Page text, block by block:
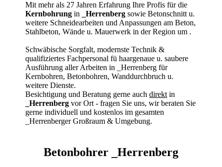
Mit mehr als 27 Jahren Erfahrung Ihre Profis für die
Kernbohrung in _Herrenberg sowie Betonschnitt u.
weitere Schneidearbeiten und Anpassungen am Beton,
Stahlbeton, Wände u. Mauerwerk in der Region um .
Schwäbische Sorgfalt, modernste Technik &
qualifiziertes Fachpersonalfü haargenaue u. saubere
Ausführung aller Arbeitenin _Herrenberg für
Kernbohren, Betonbohren, Wanddurchbruch u.
weitere Dienste.
Besichtigung und Beratung gerne auchdirekt in
_Herrenberg vor Ort - fragen Sie uns, wir beraten Sie
gerne individuell und kostenlos im gesamten
_Herrenberger Großraum & Umgebung.
Betonbohrer _Herrenberg